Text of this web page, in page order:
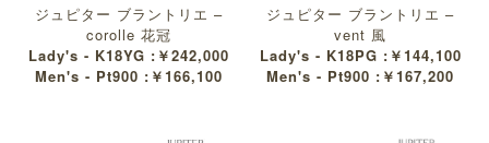
ジュピター ブラントリエ –
corolle 花冠
Lady's - K18YG :￥242,000
Men's - Pt900 :￥166,100
ジュピター ブラントリエ –
vent 風
Lady's - K18PG :￥144,100
Men's - Pt900 :￥167,200